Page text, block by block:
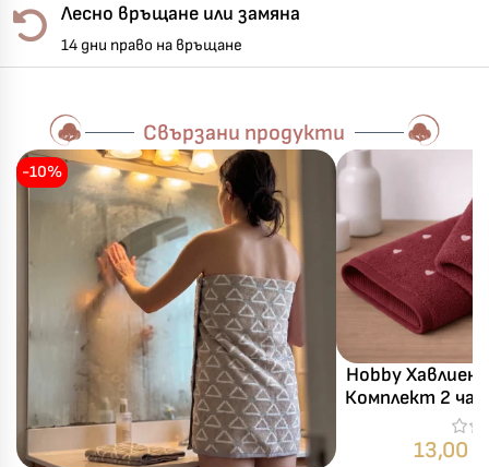
Лесно връщане или замяна
14 дни право на връщане
Свързани продукти
-10%
Hobby
Комплект 2
памук
13,00